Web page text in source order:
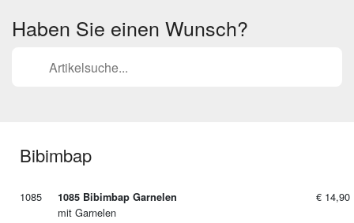
Haben Sie einen Wunsch?
Bibimbap
1085 1085 Bibimbap Garnelen
mit Garnelen
€ 14,90